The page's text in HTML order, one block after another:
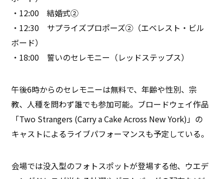
・12:00 結婚式②
・12:30 サプライズプロポーズ②（エベレスト・ビル
ボード）
・18:00 誓いのセレモニー（レッドステップス）
午後6時からのセレモニーは無料で、年齢や性別、宗
教、人種を問わず誰でも参加可能。ブロードウェイ作品
「Two Strangers (Carry a Cake Across New York)」の
キャストによるライブパフォーマンスも予定している。
会場では没入型のフォトスポットが登場する他、ウエデ